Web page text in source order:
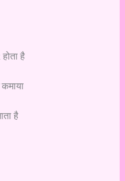
है
है